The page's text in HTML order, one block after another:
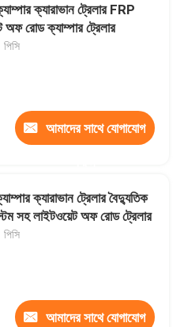
ক্যারাভান ট্রেলার FRP
অফ রোড ক্যাম্পার ট্রেলার
আমাদের সাথে যোগাযোগ
ক্যারাভান ট্রেলার বৈদ্যুতিক
সহ লাইটওয়েট অফ রোড ট্রেলার
আমাদের সাথে যোগাযোগ